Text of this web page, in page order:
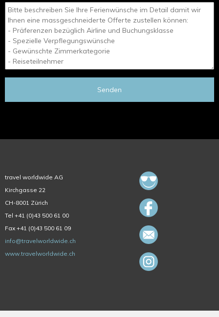
Senden
travel worldwide AG
Kirchgasse 22
CH-8001 Zürich
Tel +41 (0)43 500 61 00
Fax +41 (0)43 500 61 09
info@travelworldwide.ch
www.travelworldwide.ch